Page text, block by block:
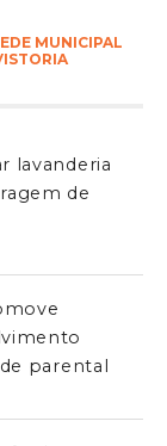
MUNICIPAL
lavanderia
de
parental